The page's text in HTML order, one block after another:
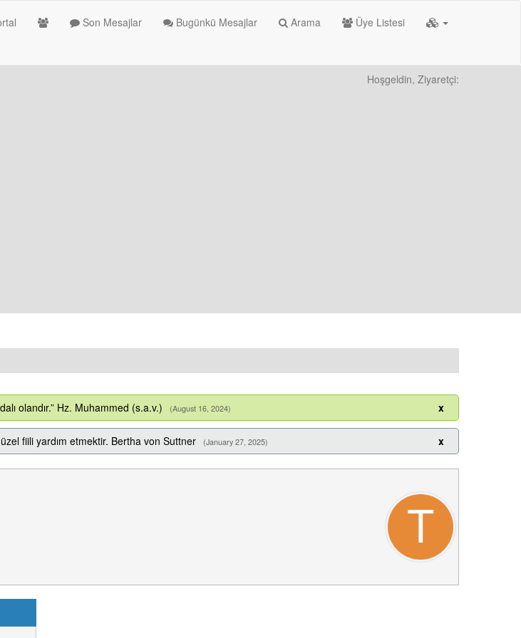
Son Mesajlar Bugünkü Mesajlar Arama Üye Listesi
Hoşgeldin, Ziyaretçi:
olandır.” Hz. Muhammed (s.a.v.) (August 16, 2024) x
fiili yardım etmektir. Bertha von Suttner (January 27, 2025) x